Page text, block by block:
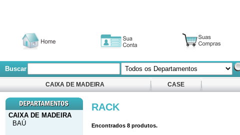
Buscar
CAIXA DE MADEIRA CASE
CAIXA DE MADEIRA
BAÚ
RACK
Encontrados 8 produtos.